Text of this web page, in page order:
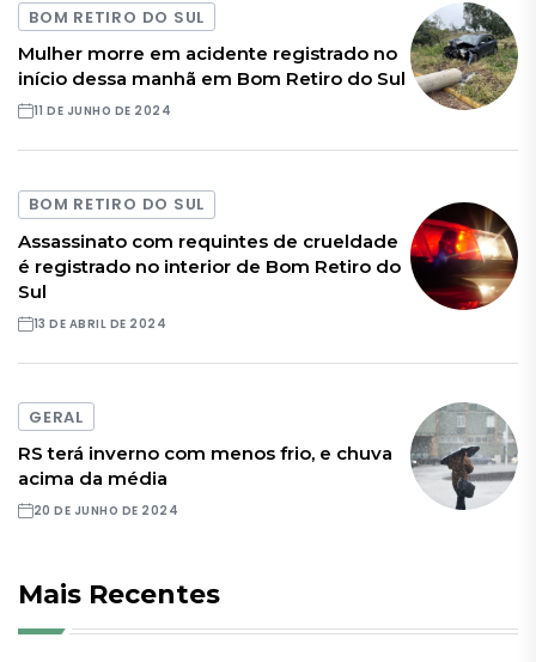
BOM RETIRO DO SUL
Mulher morre em acidente registrado no
início dessa manhã em Bom Retiro do Sul
11 DE JUNHO DE 2024
BOM RETIRO DO SUL
Assassinato com requintes de crueldade
é registrado no interior de Bom Retiro do
Sul
13 DE ABRIL DE 2024
GERAL
RS terá inverno com menos frio, e chuva
acima da média
20 DE JUNHO DE 2024
Mais Recentes